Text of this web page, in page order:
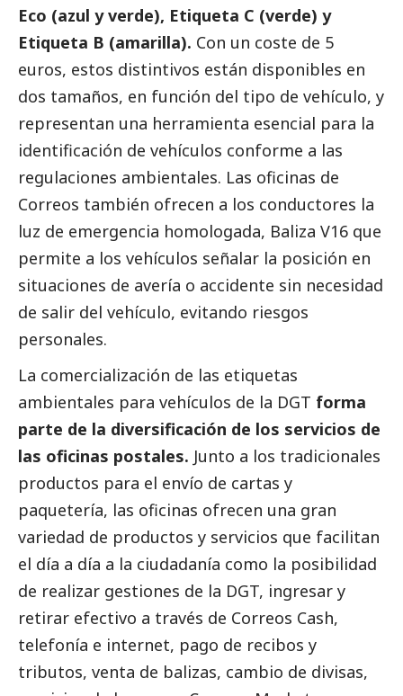
Eco (azul y verde), Etiqueta C (verde) y
Etiqueta B (amarilla). Con un coste de 5
euros, estos distintivos están disponibles en
dos tamaños, en función del tipo de vehículo, y
representan una herramienta esencial para la
identificación de vehículos conforme a las
regulaciones ambientales. Las oficinas de
Correos también ofrecen a los conductores la
luz de emergencia homologada, Baliza V16 que
permite a los vehículos señalar la posición en
situaciones de avería o accidente sin necesidad
de salir del vehículo, evitando riesgos
personales.
La comercialización de las etiquetas
ambientales para vehículos de la DGT forma
parte de la diversificación de los servicios de
las oficinas postales. Junto a los tradicionales
productos para el envío de cartas y
paquetería, las oficinas ofrecen una gran
variedad de productos y servicios que facilitan
el día a día a la ciudadanía como la posibilidad
de realizar gestiones de la DGT, ingresar y
retirar efectivo a través de Correos Cash,
telefonía e internet, pago de recibos y
tributos, venta de balizas, cambio de divisas,